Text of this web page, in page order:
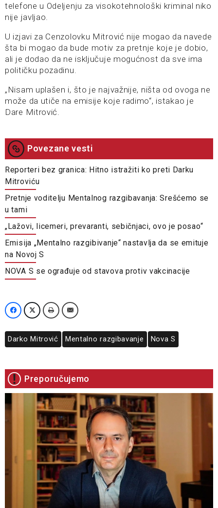
telefone u Odeljenju za visokotehnološki kriminal niko
nije javljao.
U izjavi za Cenzolovku Mitrović nije mogao da navede
šta bi mogao da bude motiv za pretnje koje je dobio,
ali je dodao da ne isključuje mogućnost da sve ima
političku pozadinu.
„Nisam uplašen i, što je najvažnije, ništa od ovoga ne
može da utiče na emisije koje radimo“, istakao je
Dare Mitrović.
Povezane vesti
Reporteri bez granica: Hitno istražiti ko preti Darku
Mitroviću
Pretnje voditelju Mentalnog razgibavanja: Srešćemo se
u tami
„Lažovi, licemeri, prevaranti, sebičnjaci, ovo je posao“
Emisija „Mentalno razgibivanje“ nastavlja da se emituje
na Novoj S
NOVA S se ograđuje od stavova protiv vakcinacije
Darko Mitrović Mentalno razgibavanje Nova S
Preporučujemo